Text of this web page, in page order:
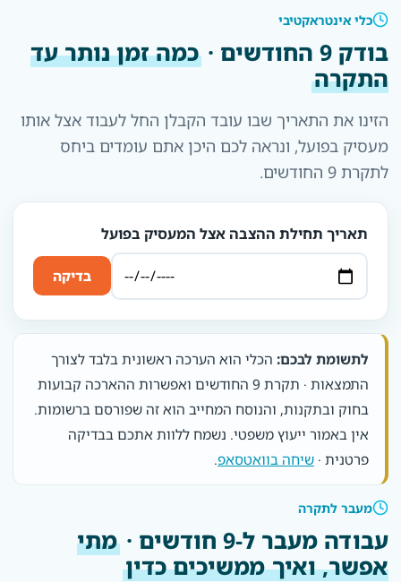
כלי אינטראקטיבי
בודק 9 החודשים ·
כמה זמן נותר עד
התקרה
הזינו את התאריך שבו עובד הקבלן החל לעבוד אצל אותו
מעסיק בפועל, ונראה לכם היכן אתם עומדים ביחס
לתקרת 9 החודשים.
תאריך תחילת ההצבה אצל המעסיק בפועל
בדיקה
לתשומת לבכם: הכלי הוא הערכה ראשונית בלבד לצורך
התמצאות · תקרת 9 החודשים ואפשרות ההארכה קבועות
בחוק ובתקנות, והנוסח המחייב הוא זה שפורסם ברשומות.
אין באמור ייעוץ משפטי. נשמח ללוות אתכם בבדיקה
פרטנית · שיחה בוואטסאפ.
מעבר לתקרה
עבודה מעבר ל-9 חודשים ·
מתי
אפשר, ואיך ממשיכים כדין